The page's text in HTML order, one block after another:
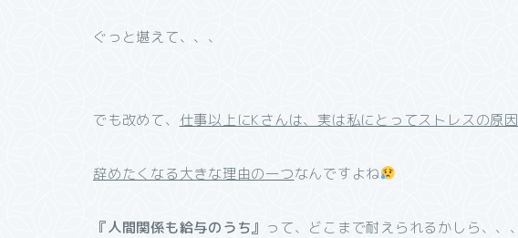
ぐっと堪えて、、、
でも改めて、 仕事以上にKさんは、実は私にとってストレスの原因
辞めたくなる大きな理由の一つなんですよね
『人間関係も給与のうち』 って、どこまで耐えられるかしら、、、